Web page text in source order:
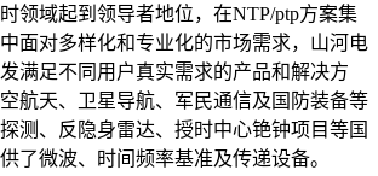
领域起到领导者地位，在NTP/ptp方案集
面对多样化和专业化的市场需求，山河电
满足不同用户真实需求的产品和解决方
航天、卫星导航、军民通信及国防装备等
测、反隐身雷达、授时中心铯钟项目等国
了微波、时间频率基准及传递设备。